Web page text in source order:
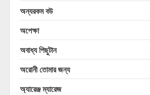
অন্যরকম বউ
অপেক্ষা
অবাধ্য পিছুটান
অরোনী তোমার জন্য
অ্যারেঞ্জ ম্যারেজ